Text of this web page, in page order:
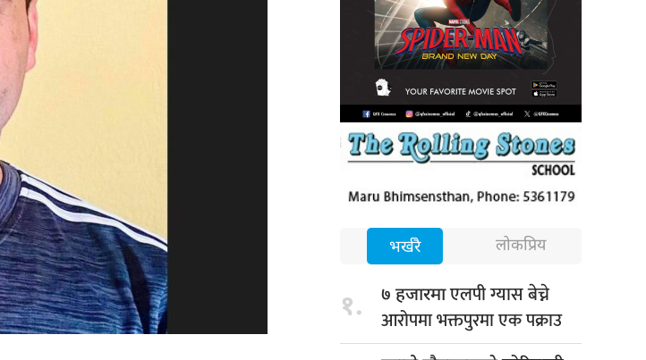
भर्खरै लोकप्रिय
१. ७ हजारमाएलपी ग्यास बेच्ने
आरोपमा भक्तपुरमा एक पक्राउ